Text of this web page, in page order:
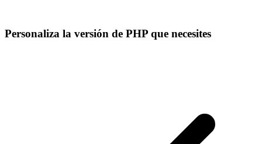
Personaliza la versión de PHP que necesites